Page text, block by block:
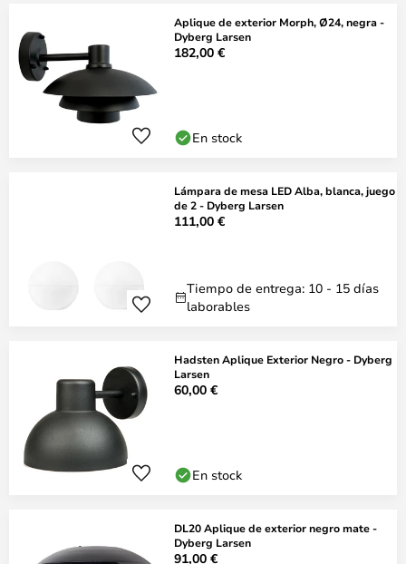
Aplique de exterior Morph, Ø24, negra -
Dyberg Larsen
182,00 €
En stock
Lámpara de mesa LED Alba, blanca, juego
de 2 - Dyberg Larsen
111,00 €
Tiempo de entrega: 10 - 15 días
laborables
Hadsten Aplique Exterior Negro - Dyberg
Larsen
60,00 €
En stock
DL20 Aplique de exterior negro mate -
Dyberg Larsen
91,00 €